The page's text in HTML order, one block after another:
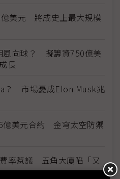
美元 將成史上最大規模
風向球？ 擬籌資750億美
長
？ 市場憂成Elon Musk兆
億美元合約 金穹太空防禦
率惹議 五角大廈陷「又